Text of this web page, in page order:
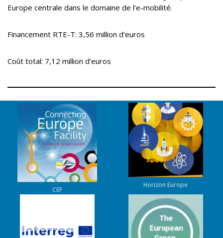
Europe centrale dans le domaine de l’e-mobilité.
Financement RTE-T: 3,56 million d‘euros
Coût total: 7,12 million d‘euros
CEF
Horizon Europe